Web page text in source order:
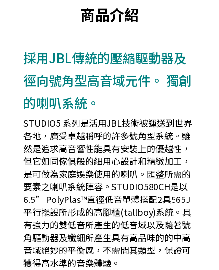
商品介紹
採用JBL傳統的壓縮驅動器及
徑向號角型高音域元件。 獨創
的喇叭系統。
STUDIO5 系列是活用JBL技術被運送到世界
各地，廣受卓越稱呼的許多號角型系統。雖
然是追求高音響性能具有安裝上的優越性，
但它如同傢俱般的細用心設計和精緻加工，
是可做為家庭娛樂使用的喇叭。匯整所需的
要素之喇叭系統陣容。STUDIO580CH是以
6.5” PolyPlas™直徑低音單體搭配2具565J
平行擺設所形成的高腳櫃(tallboy)系統。具
有強力的雙低音所產生的低音域以及隨著號
角驅動器及纖細所產生具有高品味的的中高
音域絕妙的平衡感，不需問其類型，保證可
獲得高水準的音樂體驗。